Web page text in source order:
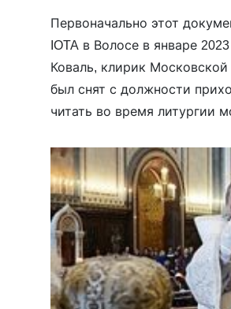
Первоначально этот
IOTA в Волосе в январе
Коваль, клирик
был снят с должности
читать во время литургии